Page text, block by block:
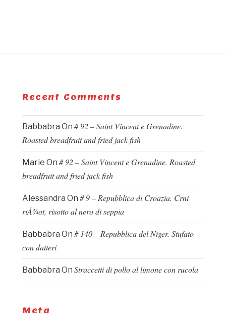
Recent Comments
Babbabra On # 92 – Saint Vincent e Grenadine.
Roasted breadfruit and fried jack fish
Marie On # 92 – Saint Vincent e Grenadine. Roasted
breadfruit and fried jack fish
Alessandra On # 9 – Repubblica di Croazia. Crni
riÅ¾ot, risotto al nero di seppia
Babbabra On # 140 – Repubblica del Niger. Stufato
con datteri
Babbabra On Straccetti di pollo al limone con rucola
Meta